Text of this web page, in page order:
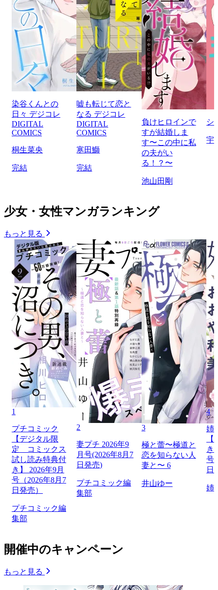
染谷くんとの
日々 デジコレ
DIGITAL
COMICS
桐生菜央
完結
嘘も転じて恋と
なる デジコレ
DIGITAL
COMICS
寒田鰤
完結
負けヒロインで
すが結婚しま
す〜この中に私
の夫がい
る！？〜
池山田剛
シ
宇
少女・女性マンガランキング
もっと見る
1
プチコミック
【デジタル限
定 コミックス
試し読み特典付
き】 2026年9月
号（2026年8月7
日発売）
プチコミック編
集部
2
妻プチ 2026年9
月号(2026年8月7
日発売)
プチコミック編
集部
3
極と蕾〜極道と
恋を知らない人
妻と〜 6
井山ゆー
4
姉
き
号
日
姉
開催中のキャンペーン
もっと見る